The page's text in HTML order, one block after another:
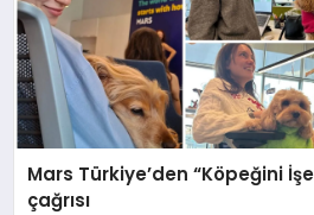
Mars Türkiye’den “Köpeğini
çağrısı